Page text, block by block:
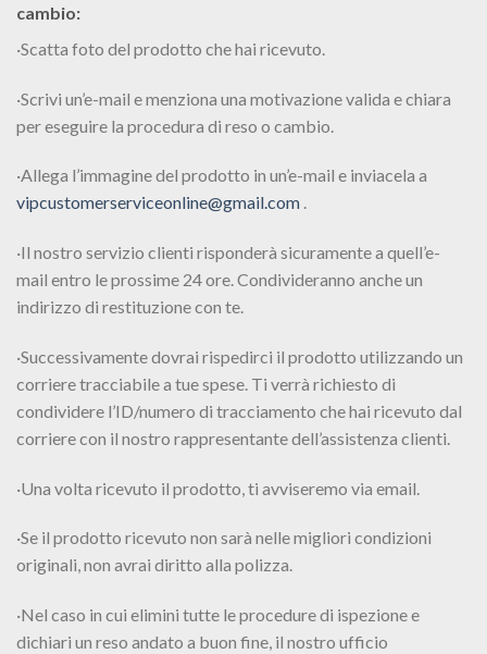
cambio:
·Scatta foto del prodotto che hai ricevuto.
·Scrivi un’e-mail e menziona una motivazione valida e chiara
per eseguire la procedura di reso o cambio.
·Allega l’immagine del prodotto in un’e-mail e inviacela a
vipcustomerserviceonline@gmail.com .
·Il nostro servizio clienti risponderà sicuramente a quell’e-
mail entro le prossime 24 ore. Condivideranno anche un
indirizzo di restituzione con te.
·Successivamente dovrai rispedirci il prodotto utilizzando un
corriere tracciabile a tue spese. Ti verrà richiesto di
condividere l’ID/numero di tracciamento che hai ricevuto dal
corriere con il nostro rappresentante dell’assistenza clienti.
·Una volta ricevuto il prodotto, ti avviseremo via email.
·Se il prodotto ricevuto non sarà nelle migliori condizioni
originali, non avrai diritto alla polizza.
·Nel caso in cui elimini tutte le procedure di ispezione e
dichiari un reso andato a buon fine, il nostro ufficio